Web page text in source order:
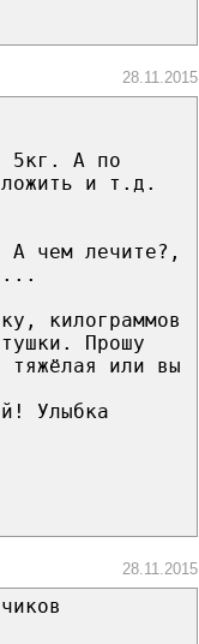
28.11.2015
5кг. А по
и т.д.
А чем лечите?,
килограммов
Прошу
или вы
Улыбка
28.11.2015